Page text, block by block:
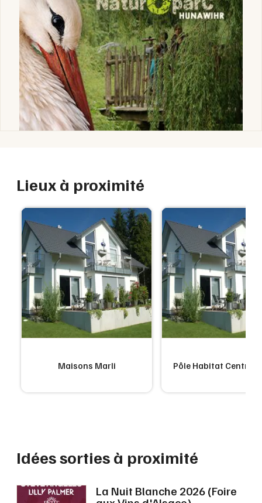
Lieux à proximité
Maisons Marli Pôle Habitat Centre
Idées sorties à proximité
La Nuit Blanche 2026 (Foire